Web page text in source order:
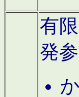
有
発